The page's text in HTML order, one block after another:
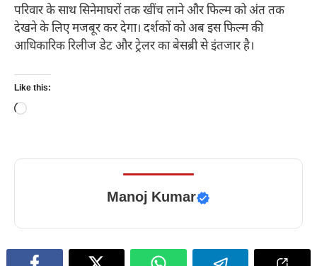
परिवार के साथ सिनेमाघरों तक खींच लाने और फिल्म को अंत तक
देखने के लिए मजबूर कर देगा। दर्शकों को अब इस फिल्म की
आधिकारिक रिलीज डेट और ट्रेलर का बेसब्री से इंतजार है।
Like this:
Loading…
Manoj Kumar